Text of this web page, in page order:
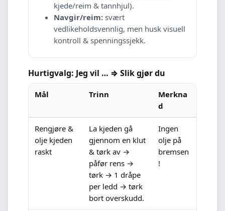
kjede/reim & tannhjul).
Navgir/reim: svært
vedlikeholdsvennlig, men husk visuell
kontroll & spenningssjekk.
Hurtigvalg: Jeg vil … ⇒ Slik gjør du
Mål Trinn
Merkna
d
Rengjøre &
olje kjeden
raskt
La kjeden gå
gjennom en klut
& tørk av →
påfør rens →
tørk → 1 dråpe
per ledd → tørk
bort overskudd.
Ingen
olje på
bremsen
!